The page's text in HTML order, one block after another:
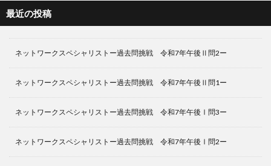
最近の投稿
ネットワークスペシャリストー過去問挑戦 令和7年午後Ⅱ問2ー
ネットワークスペシャリストー過去問挑戦 令和7年午後Ⅱ問1ー
ネットワークスペシャリストー過去問挑戦 令和7年午後Ⅰ問3ー
ネットワークスペシャリストー過去問挑戦 令和7年午後Ⅰ問2ー